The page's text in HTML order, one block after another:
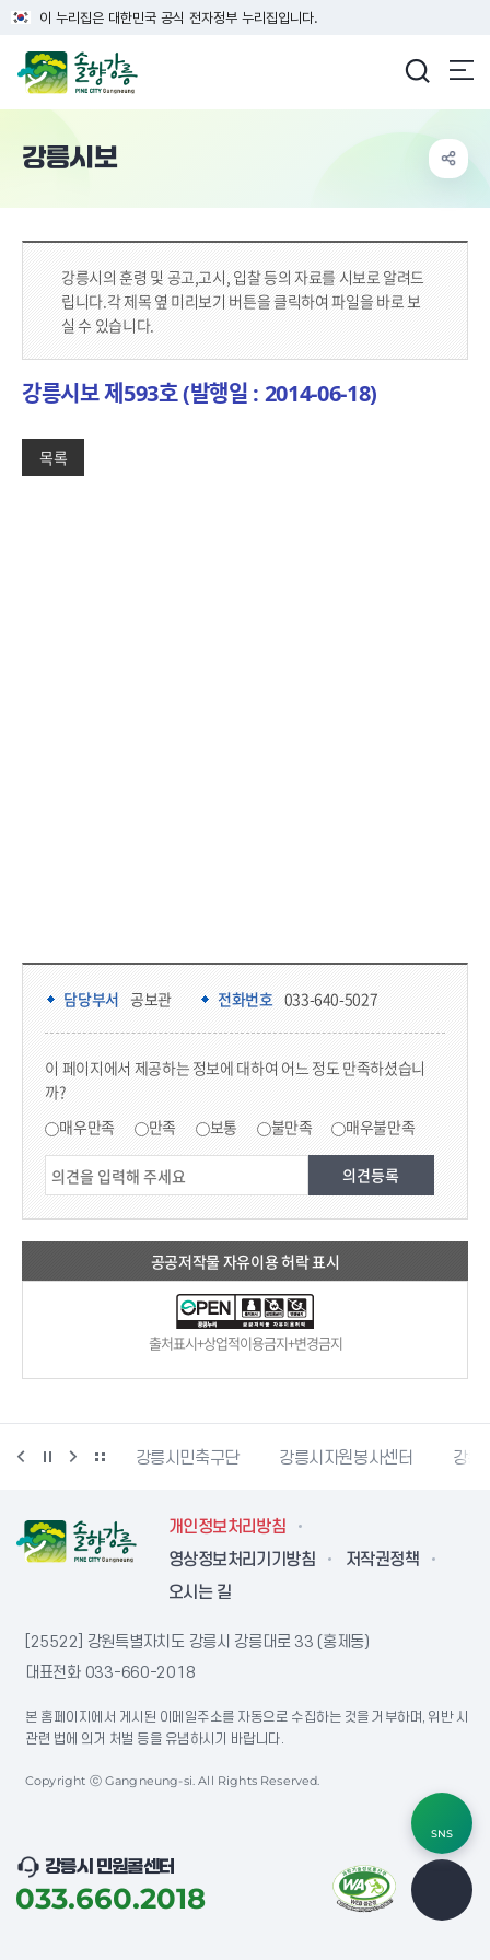
이 누리집은 대한민국 공식 전자정부 누리집입니다.
강릉시보
강릉시의 훈령 및 공고,고시, 입찰 등의 자료를 시보로 알려드
립니다.각 제목 옆 미리보기 버튼을 클릭하여 파일을 바로 보
실 수 있습니다.
강릉시보 제593호 (발행일 : 2014-06-18)
목록
담당부서 정보 & 컨텐츠 만족도 조사 & 공공저작물 자유이용 허락 표시
담당부서 공보관 전화번호 033-640-5027
이 페이지에서 제공하는 정보에 대하여 어느 정도 만족하셨습니
까?
매우만족 만족 보통 불만족 매우불만족
공공저작물 자유이용 허락 표시
출처표시+상업적이용금지+변경금지
재난안전포털 강릉시민축구단 강릉시자원봉사센터 강릉
개인정보처리방침
영상정보처리기기방침
저작권정책
오시는 길
[25522] 강원특별자치도 강릉시 강릉대로 33 (홍제동)
대표전화 033-660-2018
본 홈페이지에서 게시된 이메일주소를 자동으로 수집하는 것을 거부하며, 위반 시
관련 법에 의거 처벌 등을 유념하시기 바랍니다.
Copyright ⓒ Gangneung-si. All Rights Reserved.
강릉시 민원콜센터
033.660.2018
SNS